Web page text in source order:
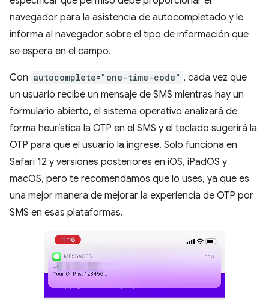
navegador para la asistencia de autocompletado y le
informa al navegador sobre el tipo de información que
se espera en el campo.
Con autocomplete="one-time-code" , cada vez que
un usuario recibe un mensaje de SMS mientras hay un
formulario abierto, el sistema operativo analizará de
forma heurística la OTP en el SMS y el teclado sugerirá la
OTP para que el usuario la ingrese. Solo funciona en
Safari 12 y versiones posteriores en iOS, iPadOS y
macOS, pero te recomendamos que lo uses, ya que es
una mejor manera de mejorar la experiencia de OTP por
SMS en esas plataformas.